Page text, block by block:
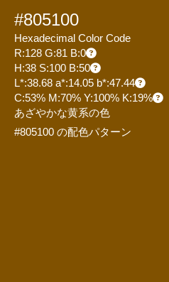
#805100
Hexadecimal Color Code
R:128 G:81 B:0
H:38 S:100 B:50
L*:38.68 a*:14.05 b*:47.44
C:53% M:70% Y:100% K:19%
あざやかな黄系の色
#805100 の配色パターン